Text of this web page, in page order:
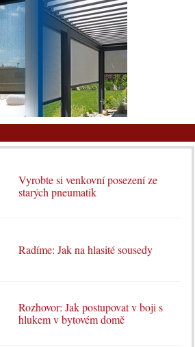
Vyrobte si venkovní posezení ze
starých pneumatik
Radíme: Jak na hlasité sousedy
Rozhovor: Jak postupovat v boji s
hlukem v bytovém domě